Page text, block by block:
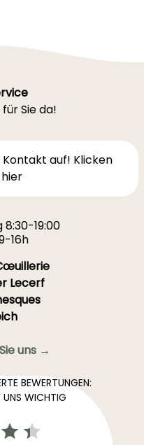
Sie da!
Kontakt auf! Klicken
hier
19:00
16h
Lecerf
uns →
BEWERTUNGEN:
UNS WICHTIG